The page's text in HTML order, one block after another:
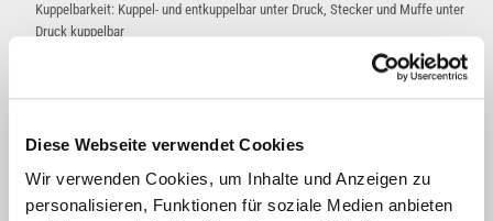
Diese Webseite verwendet Cookies
Wir verwenden Cookies, um Inhalte und Anzeigen zu
personalisieren, Funktionen für soziale Medien anbieten
Kuppelbarkeit: Kuppel- und entkuppelbar unter Druck, Stecker und Muffe unter
Druck kuppelbar